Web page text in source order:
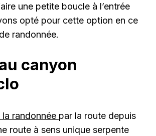
une petite boucle à l’entrée
opté pour cette option en ce
randonnée.
canyon
randonnée par la route depuis
route à sens unique serpente